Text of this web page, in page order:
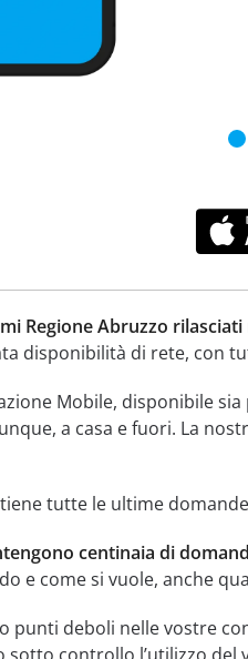
Regione Abruzzo rilasciati
disponibilità di rete, con
Mobile, disponibile
a casa e fuori. La
tutte le ultime
centinaia di
e come si vuole, anche
punti deboli nelle vostre